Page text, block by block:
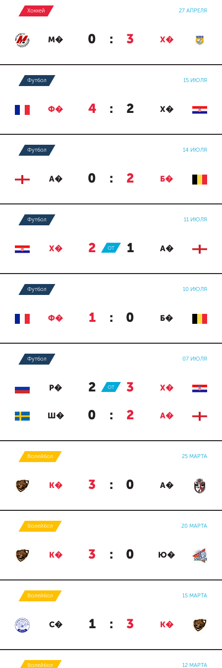
Хоккей 27 АПРЕЛЯ
М� 0 : 3 Х�
Футбол 15 ИЮЛЯ
Ф� 4 : 2 Х�
Футбол 14 ИЮЛЯ
А� 0 : 2 Б�
Футбол 11 ИЮЛЯ
Х� 2 : 1 А�
ОТ
Футбол 10 ИЮЛЯ
Ф� 1 : 0 Б�
Футбол 07 ИЮЛЯ
Р� 2 : 3 Х�
ОТ
Ш� 0 : 2 А�
Волейбол 25 МАРТА
К� 3 : 0 А�
Волейбол 20 МАРТА
К� 3 : 0 Ю�
Волейбол 15 МАРТА
С� 1 : 3 К�
Волейбол 12 МАРТА